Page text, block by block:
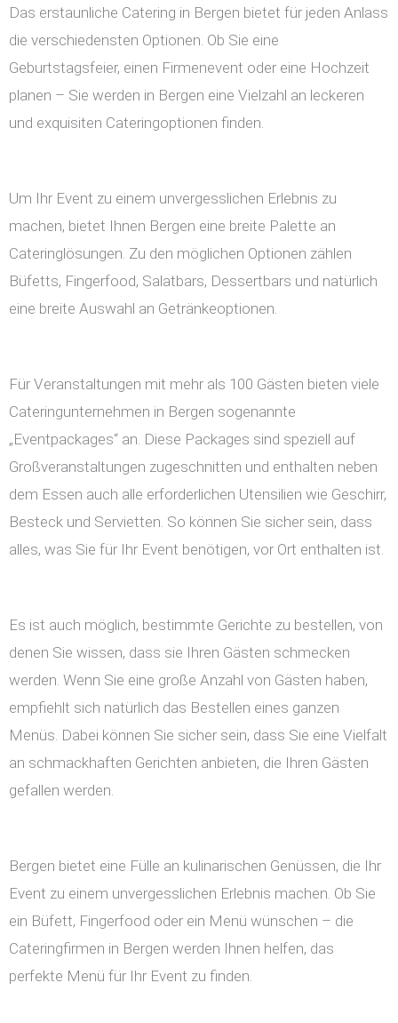
Das erstaunliche Catering in Bergen bietet für jeden Anlass
die verschiedensten Optionen. Ob Sie eine
Geburtstagsfeier, einen Firmenevent oder eine Hochzeit
planen – Sie werden in Bergen eine Vielzahl an leckeren
und exquisiten Cateringoptionen finden.
Um Ihr Event zu einem unvergesslichen Erlebnis zu
machen, bietet Ihnen Bergen eine breite Palette an
Cateringlösungen. Zu den möglichen Optionen zählen
Büfetts, Fingerfood, Salatbars, Dessertbars und natürlich
eine breite Auswahl an Getränkeoptionen.
Für Veranstaltungen mit mehr als 100 Gästen bieten viele
Cateringunternehmen in Bergen sogenannte
„Eventpackages“ an. Diese Packages sind speziell auf
Großveranstaltungen zugeschnitten und enthalten neben
dem Essen auch alle erforderlichen Utensilien wie Geschirr,
Besteck und Servietten. So können Sie sicher sein, dass
alles, was Sie für Ihr Event benötigen, vor Ort enthalten ist.
Es ist auch möglich, bestimmte Gerichte zu bestellen, von
denen Sie wissen, dass sie Ihren Gästen schmecken
werden. Wenn Sie eine große Anzahl von Gästen haben,
empfiehlt sich natürlich das Bestellen eines ganzen
Menüs. Dabei können Sie sicher sein, dass Sie eine Vielfalt
an schmackhaften Gerichten anbieten, die Ihren Gästen
gefallen werden.
Bergen bietet eine Fülle an kulinarischen Genüssen, die Ihr
Event zu einem unvergesslichen Erlebnis machen. Ob Sie
ein Büfett, Fingerfood oder ein Menü wünschen – die
Cateringfirmen in Bergen werden Ihnen helfen, das
perfekte Menü für Ihr Event zu finden.